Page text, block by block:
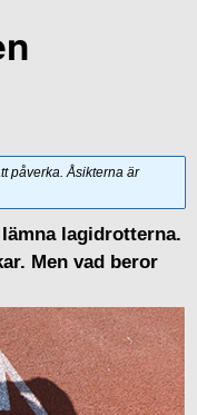
påverka. Åsikterna är
lagidrotterna.
Men vad beror